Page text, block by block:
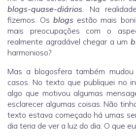
blogs-quase-diários. Na
fizemos. Os blogs estão mais
mais preocupações com o
realmente agradável chegar a um
harmonioso?
Mas a blogosfera também
casos. No texto que publiquei no
algo que motivou algumas
esclarecer algumas coisas. Não
texto estava começado há umas
dia teria de ver a luz do dia. O que